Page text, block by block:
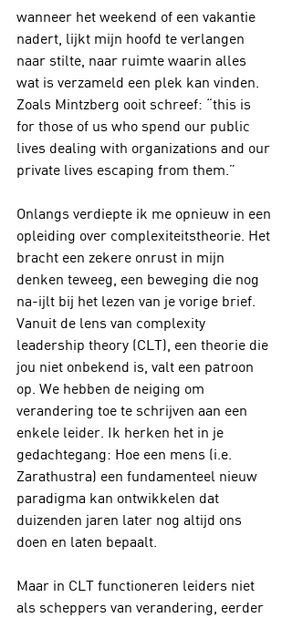
wanneer het weekend of een vakantie
nadert, lijkt mijn hoofd te verlangen
naar stilte, naar ruimte waarin alles
wat is verzameld een plek kan vinden.
Zoals Mintzberg ooit schreef: “this is
for those of us who spend our public
lives dealing with organizations and our
private lives escaping from them.”
Onlangs verdiepte ik me opnieuw in een
opleiding over complexiteitstheorie. Het
bracht een zekere onrust in mijn
denken teweeg, een beweging die nog
na-ijlt bij het lezen van je vorige brief.
Vanuit de lens van complexity
leadership theory (CLT), een theorie die
jou niet onbekend is, valt een patroon
op. We hebben de neiging om
verandering toe te schrijven aan een
enkele leider. Ik herken het in je
gedachtegang: Hoe een mens (i.e.
Zarathustra) een fundamenteel nieuw
paradigma kan ontwikkelen dat
duizenden jaren later nog altijd ons
doen en laten bepaalt.
Maar in CLT functioneren leiders niet
als scheppers van verandering, eerder